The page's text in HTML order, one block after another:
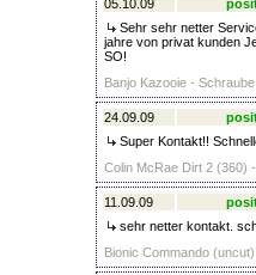
05.10.09
Sehr sehr netter
jahre von privat kunden
SO!
Banjo Kazooie -
24.09.09
Super Kontakt!!
Colin McRae Dirt 2 (360)
11.09.09
sehr netter kontakt.
Bionic Commando